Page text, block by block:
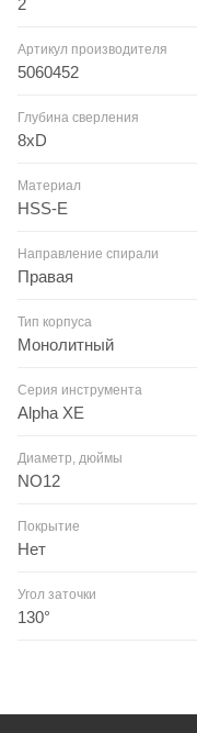
2
Артикул производителя
5060452
Глубина сверления
8xD
Материал
HSS-E
Направление спирали
Правая
Тип корпуса
Монолитный
Серия инструмента
Alpha XE
Диаметр, дюймы
NO12
Покрытие
Нет
Угол заточки
130°